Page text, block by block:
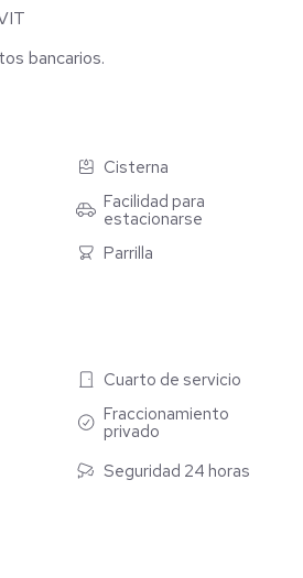
vigilancia privada las 24 horas y
exclusivo con campo de golf de
concreto hidráulico y
recámara completa en planta baja,
mayores.
seguro y con áreas verdes
o recreativa.
tu cita.
bancarios.
Cisterna
Facilidad para
estacionarse
Parrilla
Cuarto de servicio
Fraccionamiento
privado
Seguridad 24 horas